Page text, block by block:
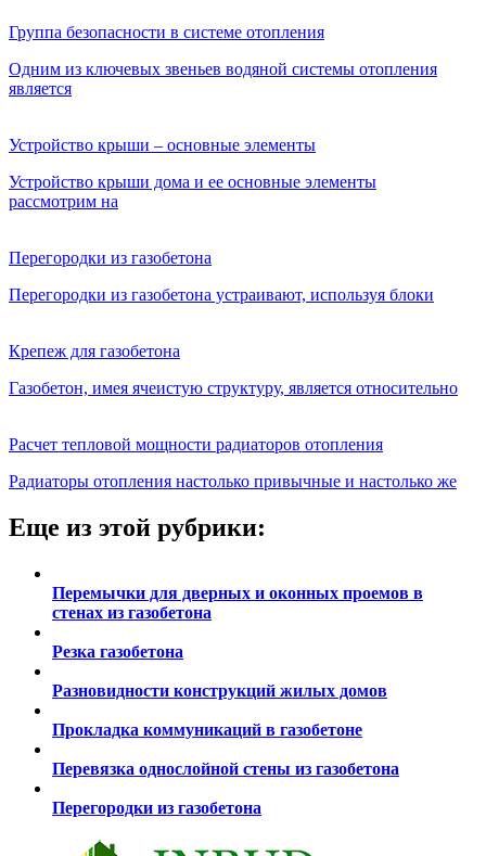
Группа безопасности в системе отопления
Одним из ключевых звеньев водяной системы отопления
является
Устройство крыши – основные элементы
Устройство крыши дома и ее основные элементы
рассмотрим на
Перегородки из газобетона
Перегородки из газобетона устраивают, используя блоки
Крепеж для газобетона
Газобетон, имея ячеистую структуру, является относительно
Расчет тепловой мощности радиаторов отопления
Радиаторы отопления настолько привычные и настолько же
Еще из этой рубрики:
Перемычки для дверных и оконных проемов в
стенах из газобетона
Резка газобетона
Разновидности конструкций жилых домов
Прокладка коммуникаций в газобетоне
Перевязка однослойной стены из газобетона
Перегородки из газобетона